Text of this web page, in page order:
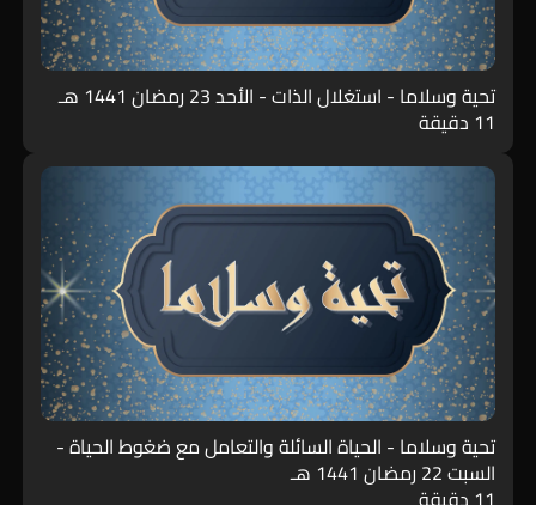
تحية وسلاما - استغلال الذات - الأحد 23 رمضان 1441 هـ
11 دقيقة
تحية وسلاما - الحياة السائلة والتعامل مع ضغوط الحياة -
السبت 22 رمضان 1441 هـ